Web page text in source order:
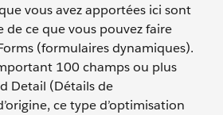
vous avez apportées ici sont
de ce que vous pouvez faire
(formulaires dynamiques).
100 champs ou plus
Detail (Détails de
ce type d’optimisation